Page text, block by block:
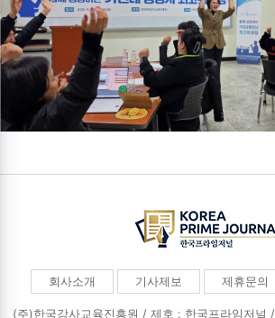
회사소개 기사제보 제휴문의
(주)한국강사교육진흥원 / 제호 : 한국프라임저널 /